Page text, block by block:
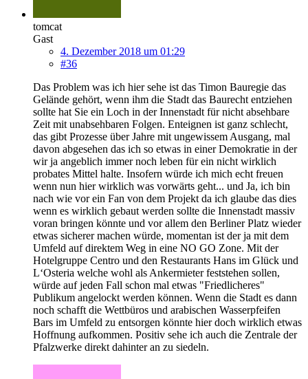
tomcat
Gast
4. Dezember 2018 um 01:29
#36
Das Problem was ich hier sehe ist das Timon Bauregie das
Gelände gehört, wenn ihm die Stadt das Baurecht entziehen
sollte hat Sie ein Loch in der Innenstadt für nicht absehbare
Zeit mit unabsehbaren Folgen. Enteignen ist ganz schlecht,
das gibt Prozesse über Jahre mit ungewissem Ausgang, mal
davon abgesehen das ich so etwas in einer Demokratie in der
wir ja angeblich immer noch leben für ein nicht wirklich
probates Mittel halte. Insofern würde ich mich echt freuen
wenn nun hier wirklich was vorwärts geht... und Ja, ich bin
nach wie vor ein Fan von dem Projekt da ich glaube das dies
wenn es wirklich gebaut werden sollte die Innenstadt massiv
voran bringen könnte und vor allem den Berliner Platz wieder
etwas sicherer machen würde, momentan ist der ja mit dem
Umfeld auf direktem Weg in eine NO GO Zone. Mit der
Hotelgruppe Centro und den Restaurants Hans im Glück und
L‘Osteria welche wohl als Ankermieter feststehen sollen,
würde auf jeden Fall schon mal etwas "Friedlicheres"
Publikum angelockt werden können. Wenn die Stadt es dann
noch schafft die Wettbüros und arabischen Wasserpfeifen
Bars im Umfeld zu entsorgen könnte hier doch wirklich etwas
Hoffnung aufkommen. Positiv sehe ich auch die Zentrale der
Pfalzwerke direkt dahinter an zu siedeln.